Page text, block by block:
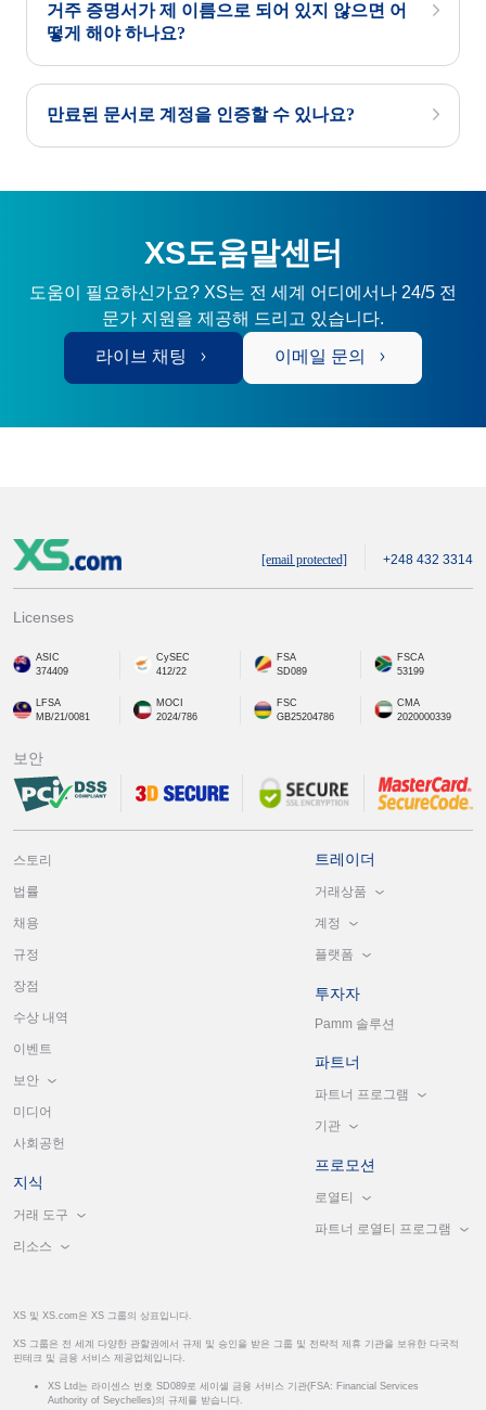
거주 증명서가 제 이름으로 되어 있지 않으면 어
떻게 해야 하나요?
만료된 문서로 계정을 인증할 수 있나요?
XS도움말센터
도움이 필요하신가요? XS는 전 세계 어디에서나 24/5 전
문가 지원을 제공해 드리고 있습니다.
라이브 채팅 이메일 문의
[email protected] +248 432 3314
Licenses
ASIC
374409
CySEC
412/22
FSA
SD089
FSCA
53199
LFSA
MB/21/0081
MOCI
2024/786
FSC
GB25204786
CMA
2020000339
보안
스토리
법률
채용
규정
장점
수상 내역
이벤트
보안
미디어
사회공헌
지식
거래 도구
리소스
트레이더
거래상품
계정
플랫폼
투자자
Pamm 솔루션
파트너
파트너 프로그램
기관
프로모션
로열티
파트너 로열티 프로그램
XS 및 XS.com은 XS 그룹의 상표입니다.
XS 그룹은 전 세계 다양한 관할권에서 규제 및 승인을 받은 그룹 및 전략적 제휴 기관을 보유한 다국적
핀테크 및 금융 서비스 제공업체입니다.
XS Ltd는 라이센스 번호 SD089로 세이셸 금융 서비스 기관(FSA: Financial Services
Authority of Seychelles)의 규제를 받습니다.